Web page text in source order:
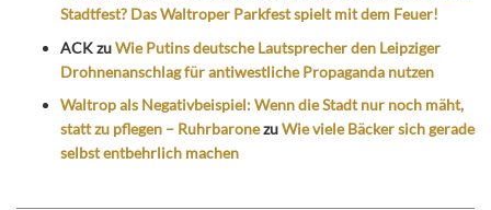
Stadtfest? Das Waltroper Parkfest spielt mit dem Feuer!
ACKzuWie Putins deutsche Lautsprecher den Leipziger
Drohnenanschlag für antiwestliche Propaganda nutzen
Waltrop als Negativbeispiel: Wenn die Stadt nur noch mäht,
statt zu pflegen – RuhrbaronezuWie viele Bäcker sich gerade
selbst entbehrlich machen